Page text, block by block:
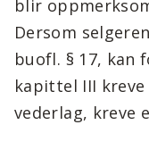
blir
Dersom
buofl. § 17, kan
kapittel III
vederlag, kreve